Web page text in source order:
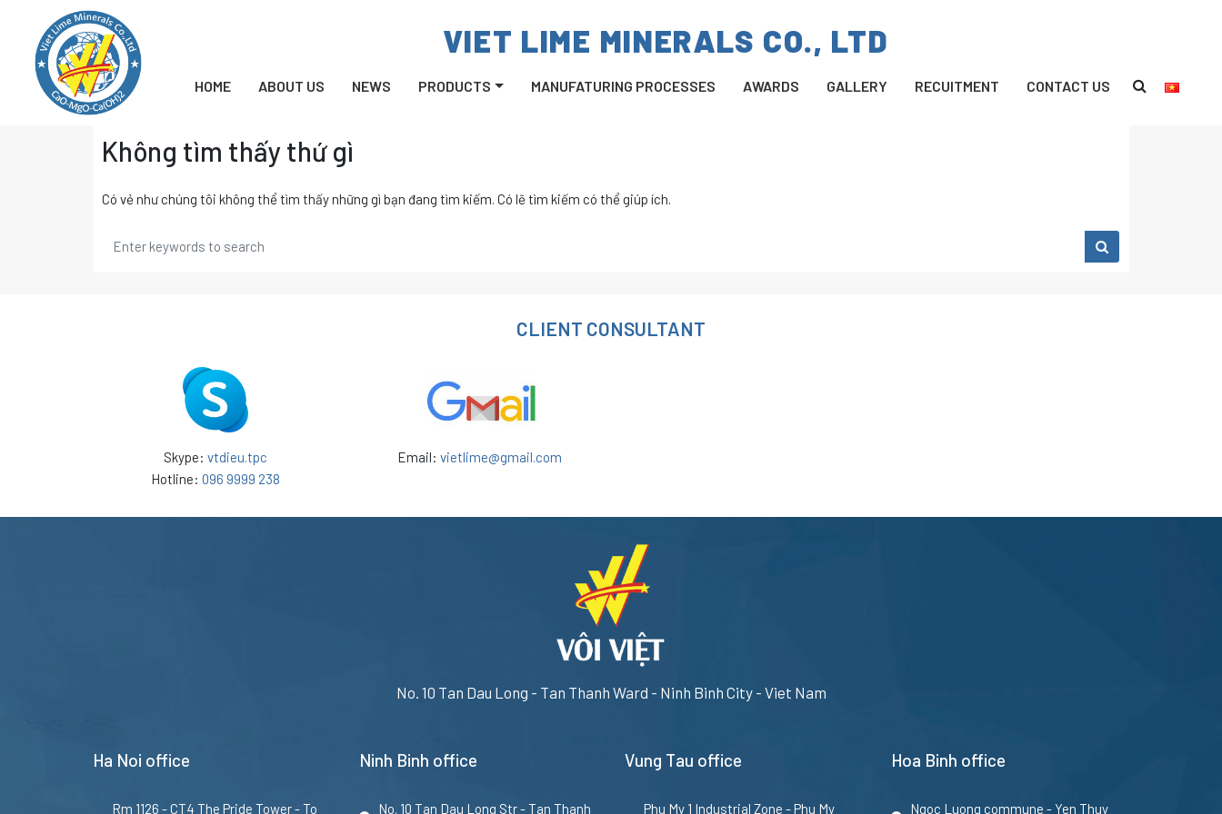
VIET LIME MINERALS CO., LTD
HOME ABOUT US NEWS PRODUCTS MANUFATURING PROCESSES AWARDS GALLERY RECUITMENT CONTACT US
Không tìm thấy thứ gì
Có vẻ như chúng tôi không thể tìm thấy những gì bạn đang tìm kiếm. Có lẽ tìm kiếm có thể giúp ích.
CLIENT CONSULTANT
Skype: vtdieu.tpc
Hotline: 096 9999 238
Email: vietlime@gmail.com
No. 10 Tan Dau Long - Tan Thanh Ward - Ninh Binh City - Viet Nam
Ha Noi office
Rm 1126 - CT4 The Pride Tower - To
Ninh Binh office
No. 10 Tan Dau Long Str - Tan Thanh
Vung Tau office
Phu My 1 Industrial Zone - Phu My
Hoa Binh office
Ngoc Luong commune - Yen Thuy